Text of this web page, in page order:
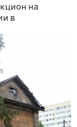
на
в